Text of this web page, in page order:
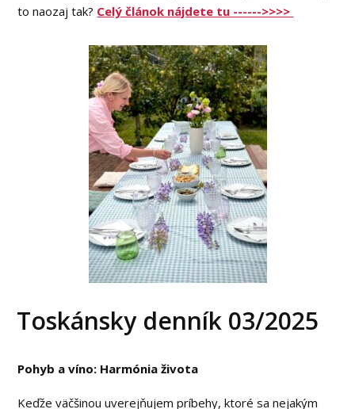
to naozaj tak? Celý článok nájdete tu ------>>>>
Toskánsky denník 03/2025
Pohyb a víno: Harmónia života
Keďže väčšinou uverejňujem príbehy, ktoré sa nejakým